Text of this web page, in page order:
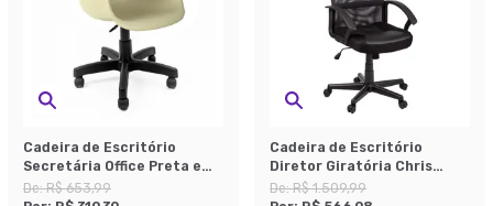
Cadeira de Escritório
Secretária Office Preta e
Fendi
De:R$ 653,99
Cadeira de Escritório
Diretor Giratória Chris
Preta
De:R$ 1.509,99